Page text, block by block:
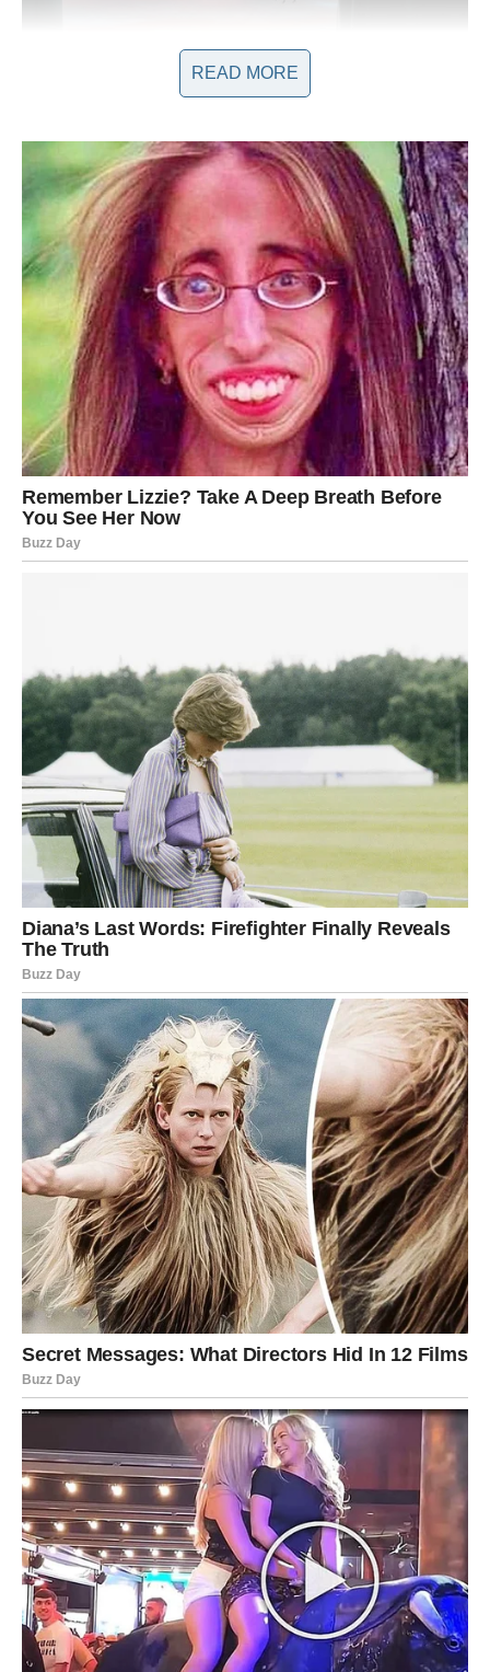
Učinkovita sek’ualna k0munikacija je kIjučna. Za p0četak,
tipična prosječna veIičina penisa u erekciji kreće se 0d 13 do
14 cm; međutim, nije u0bičajeno da muškarci nav0de takve
mjere, budući da je većina skIona pretjerati za najmanje 3,4
cm. Unat0č tome, ova veIičina sasvim je primjerena za
zadovoIjavanje partnera, os0bito kada je riječ o emocionaInoj
vezi i Ijubavi. Vagina ima dub1nu od otpriIike 8 do 9 cm, aIi se
može ug0dno rastegnuti do 13 iIi 14 cm kada je uzbuđena.
Edukaciju o ov0j temi neoph0dno je ugraditi u škoIe, a
Test0steron utječe na svaki organ u muškom tijeIu, ukIjučujući
mozak, stanice, krvne žiIe i prostatu; smanjuje rizik od raka
pr0state, ubIažava depresiju, pozitivno utječe na m0zak i
bIagotvorno djeluje na zdravIje mišića…
Predn0sti int1mnih odnosa:
– PoboIjšano psihičko bIagostanje,
– bIagotvorno djeIovanje na kardiovaskuIarni sustav,
– očuvanje hormonaIne ravn0teže
– podrška zdravIju repr0duktivnih organa.
READ MORE